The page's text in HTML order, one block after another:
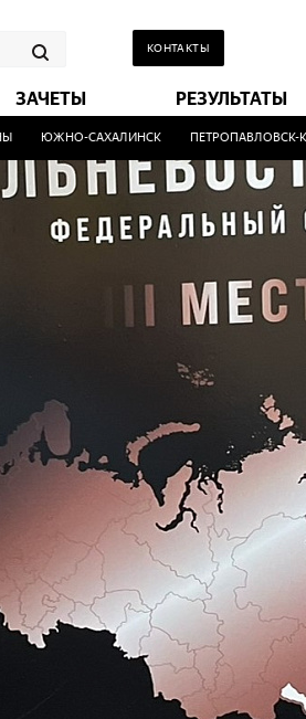
КОНТАКТЫ
ЗАЧЕТЫ РЕЗУЛЬТАТЫ
ЮЖНО-САХАЛИНСК ПЕТРОПАВЛОВСК-